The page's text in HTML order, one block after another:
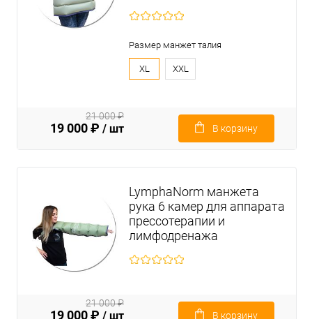
Размер манжет талия
XL XXL
19 000 ₽ / шт
21 000 ₽
В корзину
LymphaNorm манжета
рука 6 камер для аппарата
прессотерапии и
лимфодренажа
19 000 ₽ / шт
21 000 ₽
В корзину